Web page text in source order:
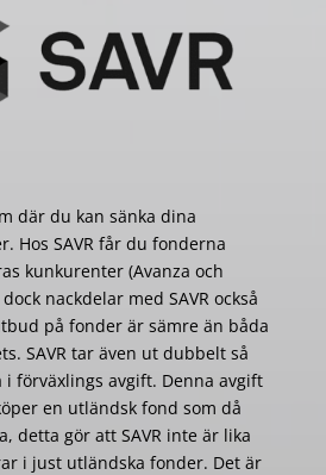
där du kan sänka dina
Hos SAVR får du fonderna
kunkurenter (Avanza och
nackdelar med SAVR också
på fonder är sämre än båda
SAVR tar även ut dubbelt så
i förväxlings avgift. Denna avgift
en utländsk fond som då
detta gör att SAVR inte är lika
i just utländska fonder. Det är